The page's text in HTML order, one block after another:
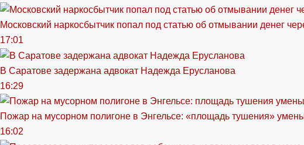
Московский наркосбытчик попал под статью об отмывании денег
17:01
В Саратове задержана адвокат Надежда Ерусланова
16:29
Пожар на мусорном полигоне в Энгельсе: «площадь тушения»
16:02